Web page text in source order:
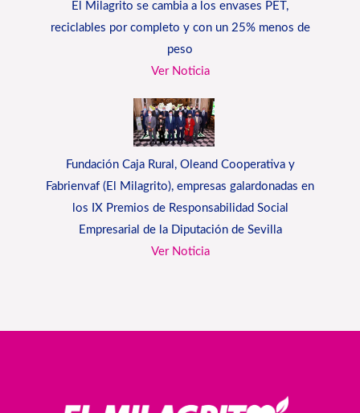
El Milagrito se cambia a los envases PET,
reciclables por completo y con un 25% menos de
peso
Ver Noticia
Fundación Caja Rural, Oleand Cooperativa y
Fabrienvaf (El Milagrito), empresas galardonadas en
los IX Premios de Responsabilidad Social
Empresarial de la Diputación de Sevilla
Ver Noticia